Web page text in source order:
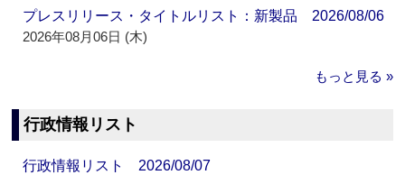
プレスリリース・タイトルリスト：新製品 2026/08/06
2026年08月06日 (木)
もっと見る »
行政情報リスト
行政情報リスト 2026/08/07